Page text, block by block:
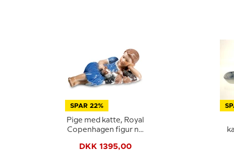
SPAR 22%
Pige med katte, Royal
Copenhagen figur nr.
DKK 1395,00